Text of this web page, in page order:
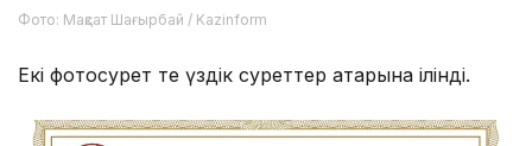
Фото: Мақсат Шағырбай / Kazinform
Екі фотосурет те үздік суреттер қатарына ілінді.